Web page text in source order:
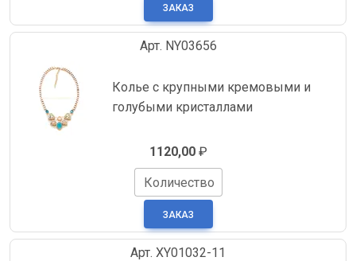
Арт. NY03656
Колье с крупными кремовыми и
голубыми кристаллами
1120,00₽
Количество
Арт. XY01032-11